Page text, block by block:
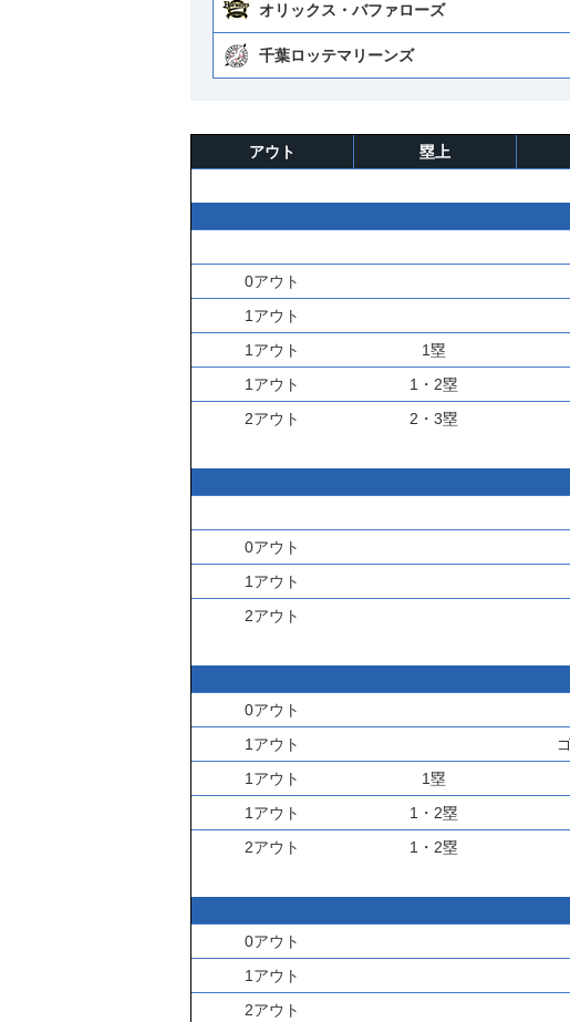
オリックス・バファローズ
千葉ロッテマリーンズ
アウト 塁上
0アウト
1アウト
1アウト
1塁
1アウト
1・2塁
2アウト
2・3塁
0アウト
1アウト
2アウト
0アウト
1アウト
1アウト
1塁
1アウト
1・2塁
2アウト
1・2塁
0アウト
1アウト
2アウト